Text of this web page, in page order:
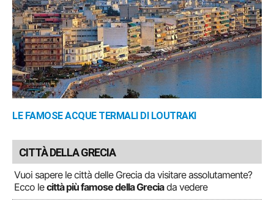
LE FAMOSE ACQUE TERMALI DI LOUTRAKI
CITTÀ DELLA GRECIA
Vuoi sapere le città delle Grecia da visitare assolutamente?
Ecco lecittà più famose della Greciada vedere